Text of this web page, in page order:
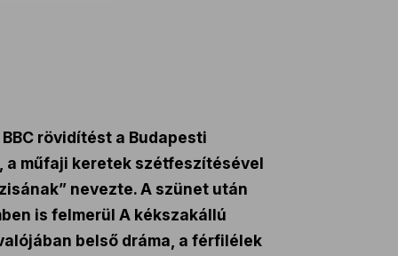
rövidítést a Budapesti
a műfaji keretek szétfeszítésével
nevezte. A szünet után
is felmerül A kékszakállú
belső dráma, a férfilélek